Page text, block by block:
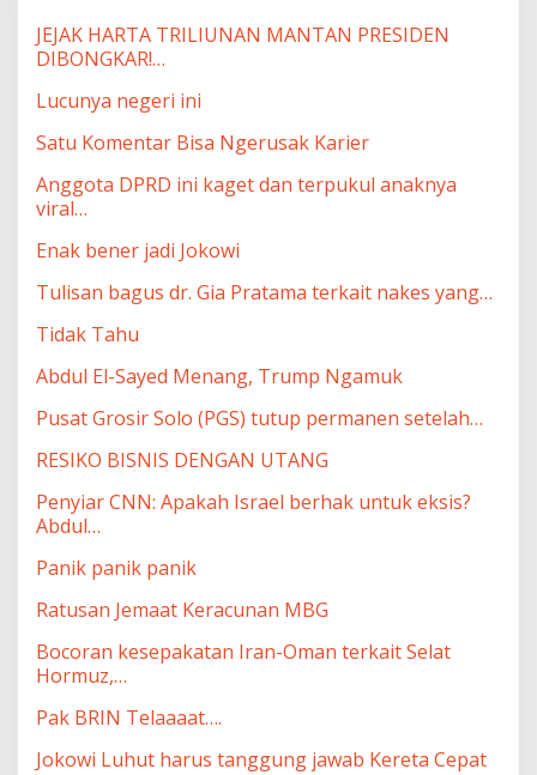
JEJAK HARTA TRILIUNAN MANTAN PRESIDEN
DIBONGKAR!…
Lucunya negeri ini
Satu Komentar Bisa Ngerusak Karier
Anggota DPRD ini kaget dan terpukul anaknya
viral…
Enak bener jadi Jokowi
Tulisan bagus dr. Gia Pratama terkait nakes yang…
Tidak Tahu
Abdul El-Sayed Menang, Trump Ngamuk
Pusat Grosir Solo (PGS) tutup permanen setelah…
RESIKO BISNIS DENGAN UTANG
Penyiar CNN: Apakah Israel berhak untuk eksis?
Abdul…
Panik panik panik
Ratusan Jemaat Keracunan MBG
Bocoran kesepakatan Iran-Oman terkait Selat
Hormuz,…
Pak BRIN Telaaaat….
Jokowi Luhut harus tanggung jawab Kereta Cepat